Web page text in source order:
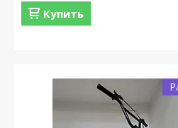
Купить